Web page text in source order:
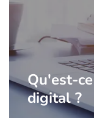
Qu'est-
digital ?